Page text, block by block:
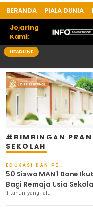
Bone Terkini
Referensi Informasi
BERANDA PIALA DUNIA
Jejaring
Kami:
HEADLINE
#BIMBINGAN
SEKOLAH
EDUKASI DAN PENDIDIKAN
50 Siswa MAN 1 Bone
Bagi Remaja Usia
1 tahun yang lalu